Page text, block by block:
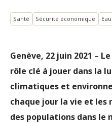
Santé Sécurité économique
Genève, 22 juin 2021 –
rôle clé à jouer dans la
climatiques et
chaque jour la vie et les
des populations dans le